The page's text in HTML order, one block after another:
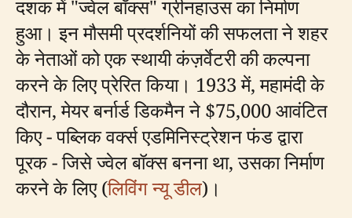
दशक में "ज्वेल बॉक्स" ग्रीनहाउस का निर्माण
हुआ। इन मौसमी प्रदर्शनियों की सफलता ने शहर
के नेताओं को एक स्थायी कंज़र्वेटरी की कल्पना
करने के लिए प्रेरित किया। 1933 में, महामंदी के
दौरान, मेयर बर्नार्ड डिकमैन ने $75,000 आवंटित
किए - पब्लिक वर्क्स एडमिनिस्ट्रेशन फंड द्वारा
पूरक - जिसे ज्वेल बॉक्स बनना था, उसका निर्माण
करने के लिए (लिविंग न्यू डील)।